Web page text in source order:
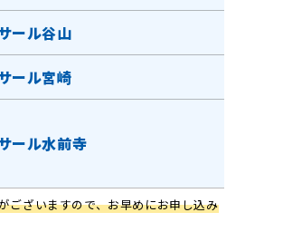
ール谷山
ール宮崎
ール水前寺
ございますので、お早めにお申し込み